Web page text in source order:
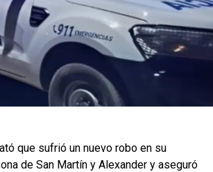
que sufrió un nuevo robo en su
de San Martín y Alexander y aseguró